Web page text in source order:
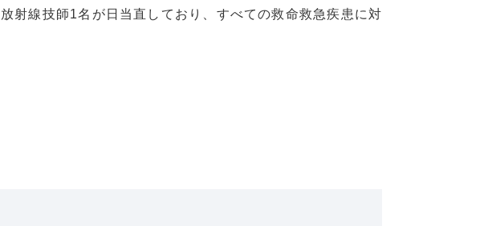
射線技師1名が日当直しており、すべての救命救急疾患に対